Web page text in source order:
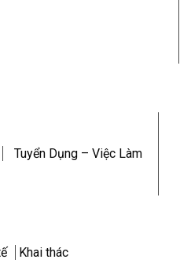
Tuyển Dụng – Việc Làm
Khai thác